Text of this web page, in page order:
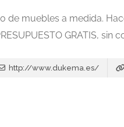
de muebles a medida.
GRATIS, sin
http://www.dukema.es/